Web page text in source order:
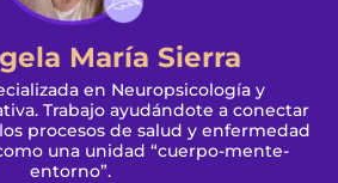
María Sierra
en Neuropsicología y
Trabajo ayudándote a conectar
procesos de salud y enfermedad
una unidad “cuerpo-mente-
entorno”.